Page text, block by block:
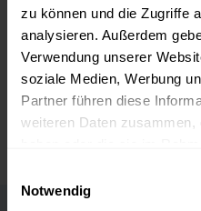
zu können und die Zugriffe
analysieren. Außerdem
Verwendung unserer
soziale Medien, Werbung
Partner führen diese
weiteren Daten zusammen,
Notwendig
5.000 Liter
Preise für Heizöl in
Liter inkl. MwSt. und